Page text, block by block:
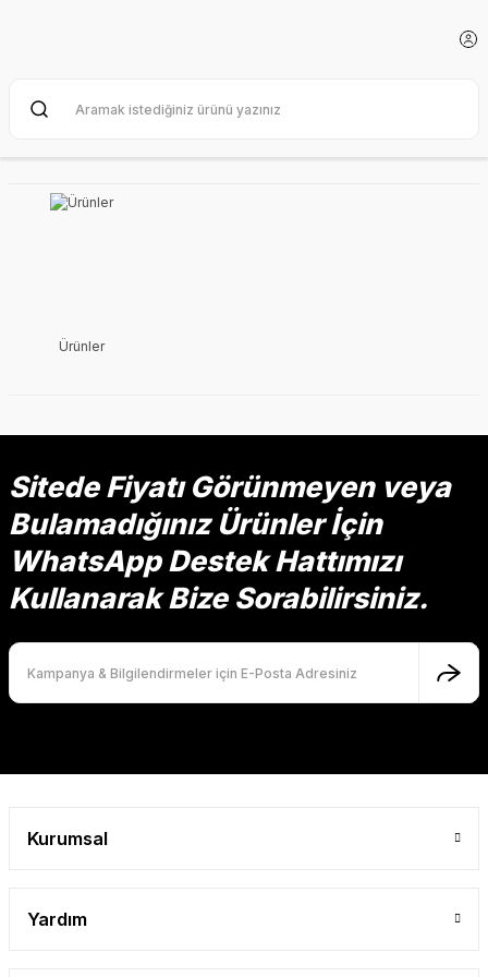
Ürünler
Sitede Fiyatı Görünmeyen veya
Bulamadığınız Ürünler İçin
WhatsApp Destek Hattımızı
Kullanarak Bize Sorabilirsiniz.
Kurumsal
Yardım